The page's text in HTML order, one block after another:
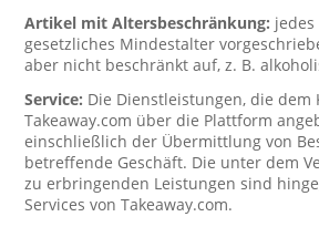
Artikel mit Altersbeschränkung:
gesetzliches Mindestalter
aber nicht beschränkt auf, z. B.
Service: Die Dienstleistungen, die dem
Takeaway.com über die Plattform
einschließlich der Übermittlung von
betreffende Geschäft. Die unter dem
zu erbringenden Leistungen sind
Services von Takeaway.com.